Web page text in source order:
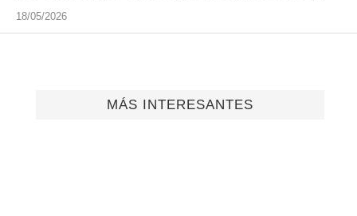
18/05/2026
MÁS INTERESANTES